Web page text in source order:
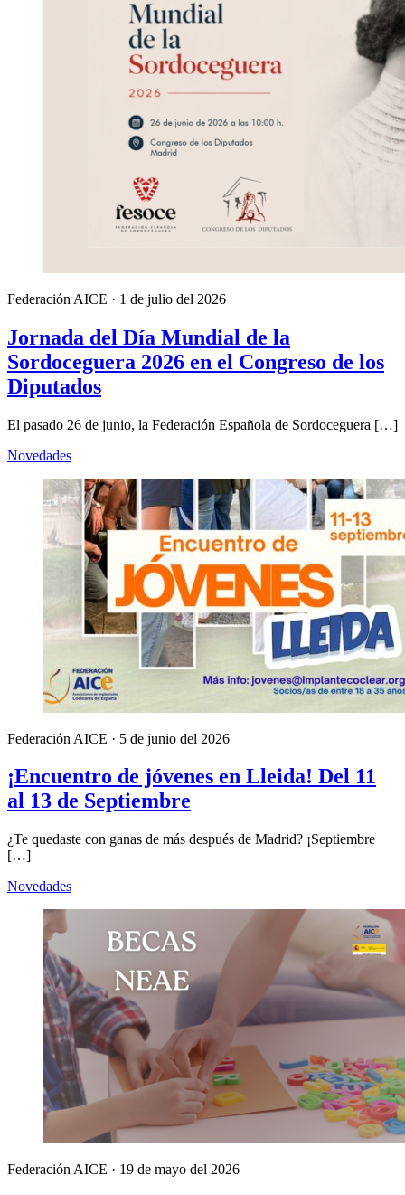
Federación AICE · 1 de julio del 2026
Jornada del Día Mundial de la
Sordoceguera 2026 en el Congreso de los
Diputados
El pasado 26 de junio, la Federación Española de Sordoceguera […]
Novedades
Federación AICE · 5 de junio del 2026
¡Encuentro de jóvenes en Lleida! Del 11
al 13 de Septiembre
¿Te quedaste con ganas de más después de Madrid? ¡Septiembre
[…]
Novedades
Federación AICE · 19 de mayo del 2026